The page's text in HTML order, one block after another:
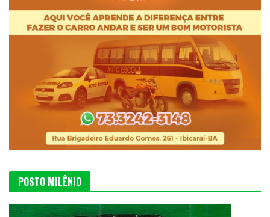
POSTO MILÊNIO